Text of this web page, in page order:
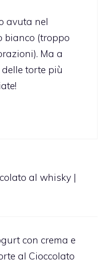
avuta nel
bianco (troppo
Ma a
torte più
al whisky |
con crema e
al Cioccolato